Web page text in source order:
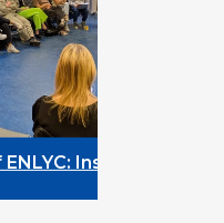
Insights from